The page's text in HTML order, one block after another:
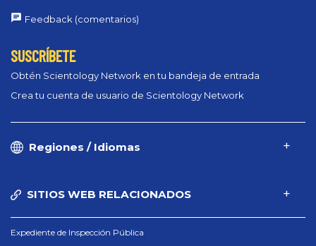
Feedback (comentarios)
SUSCRÍBETE
Obtén Scientology Network en tu bandeja de entrada
Crea tu cuenta de usuario de Scientology Network
Regiones / Idiomas
SITIOS WEB RELACIONADOS
Expediente de Inspección Pública